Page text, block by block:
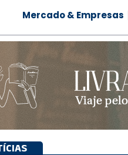
Mercado & Empresas